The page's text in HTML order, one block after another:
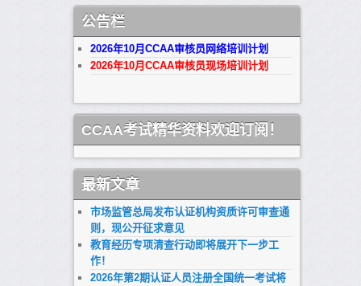
公告栏
2026年10月CCAA审核员网络培训计划
2026年10月CCAA审核员现场培训计划
CCAA考试精华资料欢迎订阅！
最新文章
市场监管总局发布认证机构资质许可审查通
则，现公开征求意见
教育经历专项清查行动即将展开下一步工
作！
2026年第2期认证人员注册全国统一考试将